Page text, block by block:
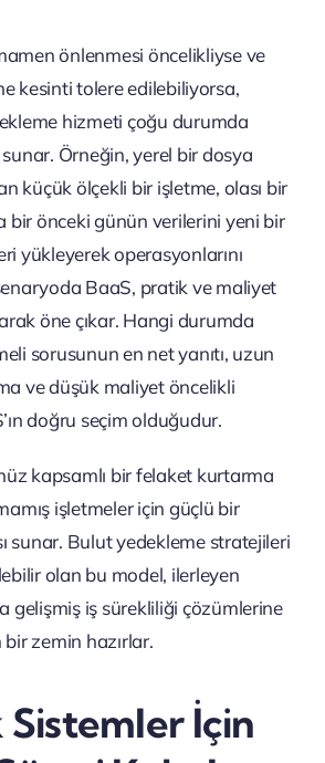
önlenmesi öncelikliyse ve
kesinti tolere edilebiliyorsa,
hizmeti çoğu durumda
Örneğin, yerel bir dosya
küçük ölçekli bir işletme, olası bir
bir önceki günün verilerini yeni bir
yükleyerek operasyonlarını
BaaS, pratik ve maliyet
öne çıkar. Hangi durumda
sorusunun en net yanıtı, uzun
ve düşük maliyet öncelikli
doğru seçim olduğudur.
kapsamlı bir felaket kurtarma
işletmeler için güçlü bir
sunar. Bulut yedekleme stratejileri
olan bu model, ilerleyen
gelişmiş iş sürekliliği çözümlerine
zemin hazırlar.
İçin